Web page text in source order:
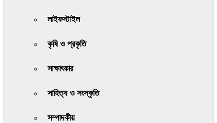
লাইফস্টাইল
কৃষি ও প্রকৃতি
সাক্ষাৎকার
সাহিত্য ও সংস্কৃতি
সম্পাদকীয়